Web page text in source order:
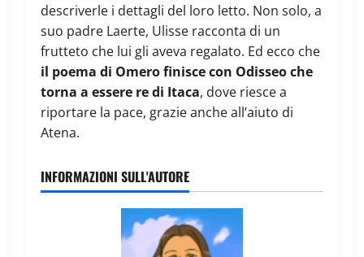
descriverle i dettagli del loro letto. Non solo, a
suo padre Laerte, Ulisse racconta di un
frutteto che lui gli aveva regalato. Ed ecco che
il poema di Omero finisce con Odisseo che
torna a essere re di Itaca, dove riesce a
riportare la pace, grazie anche all’aiuto di
Atena.
INFORMAZIONI SULL'AUTORE